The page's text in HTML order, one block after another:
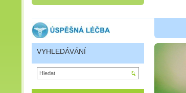
VYHLEDÁVÁNÍ